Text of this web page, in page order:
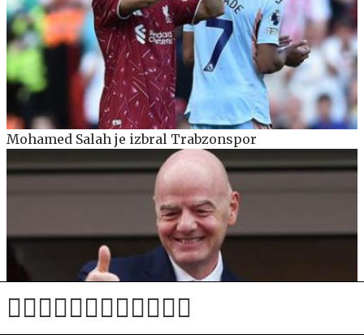
Mohamed Salah je izbral Trabzonspor